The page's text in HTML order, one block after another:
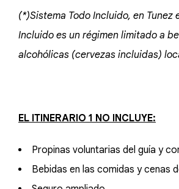
(*)Sistema Todo Incluido, en Tunez
Incluido es un régimen limitado a
alcohólicas (cervezas incluidas)
EL ITINERARIO 1 NO INCLUYE:
Propinas voluntarias del guía y
Bebidas en las comidas y cenas